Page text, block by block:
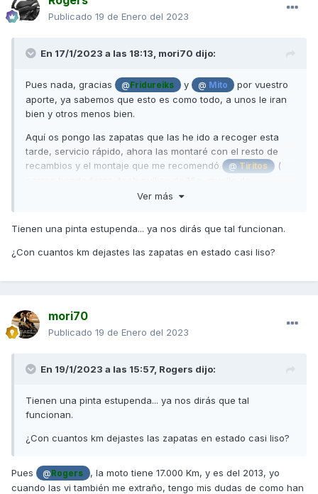
Publicado 19 de Enero del 2023
En 17/1/2023 a las 18:13, mori70 dijo:
Pues nada, gracias @Fridureiks y @ Mito
por vuestro
aporte, ya sabemos que esto es como todo, a unos le iran
bien y otros menos bien.
Aquí os pongo las zapatas que las he ido a recoger esta
tarde, servicio rápido, ahora las montaré con el resto de
recambios y el montaje que me recomendó
@Tiritos
(
contraste blanco malossi y muelles rojos en el embrague
Le he preguntado qué material es el que ponía y me ha
amianto, ni historias.. Ferodo , ferodo--.. Eso es lo que me
@ fededb
Dejo la foto de la tarjeta del taller por si os
interesa, está en Arganda y el chico que os atiende se
llama Ivan.. Como os dije el precio ha sido 10 euros por
Ver más
Tienen una pinta estupenda... ya nos dirás que tal funcionan.
¿Con cuantos km dejastes las zapatas en estado casi liso?
mori70
Publicado 19 de Enero del 2023
En 19/1/2023 a las 15:57, Rogers dijo:
Tienen una pinta estupenda... ya nos dirás que tal
funcionan.
¿Con cuantos km dejastes las zapatas en estado casi liso?
Pues @Rogers
, la moto tiene 17.000 Km, y es del 2013, yo
cuando las vi también me extraño, tengo mis dudas de como han